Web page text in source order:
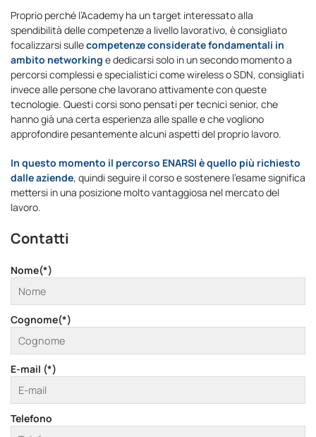
Proprio perché l’Academy ha un target interessato alla
spendibilità delle competenze a livello lavorativo, è consigliato
focalizzarsi sullecompetenze considerate fondamentali in
ambito networking e dedicarsi solo in un secondo momento a
percorsi complessi e specialistici come wireless o SDN, consigliati
invece alle persone che lavorano attivamente con queste
tecnologie. Questi corsi sono pensati per tecnici senior, che
hanno già una certa esperienza alle spalle e che vogliono
approfondire pesantemente alcuni aspetti del proprio lavoro.
In questo momento il percorso ENARSI è quello più richiesto
dalle aziende, quindi seguire il corso e sostenere l’esame significa
mettersi in una posizione molto vantaggiosa nel mercato del
lavoro.
Contatti
Nome(*)
Cognome(*)
E-mail (*)
Telefono